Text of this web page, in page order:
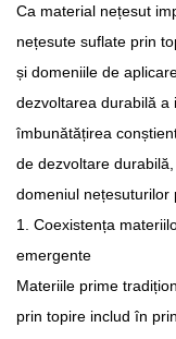
Ca material nețesut
nețesute suflate prin
și domeniile de
dezvoltarea durabilă a
îmbunătățirea
de dezvoltare
domeniul nețesuturilor
1. Coexistența
emergente
Materiile prime
prin topire includ în